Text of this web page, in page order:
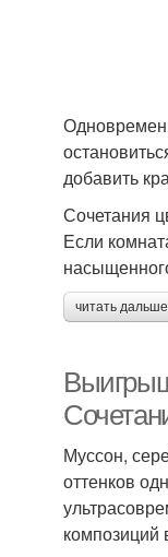
добавить
Сочетания
Если
читать
Муссон,
оттенков
композиций